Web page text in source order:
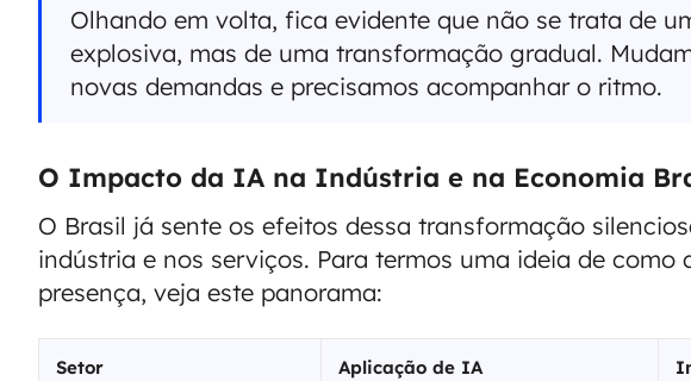
Olhando em volta, fica evidente que não se trata de
explosiva, mas de uma transformação gradual.
novas demandas e precisamos acompanhar o ritmo.
O Impacto da IA na Indústria e na Economia
O Brasil já sente os efeitos dessa transformação
indústria e nos serviços. Para termos uma ideia de como
presença, veja este panorama:
Setor Aplicação de IA